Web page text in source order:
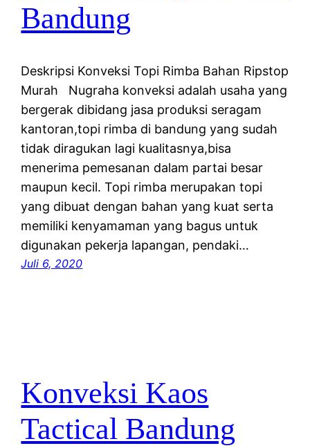
Bandung
Deskripsi Konveksi Topi Rimba Bahan Ripstop
Murah Nugraha konveksi adalah usaha yang
bergerak dibidang jasa produksi seragam
kantoran,topi rimba di bandung yang sudah
tidak diragukan lagi kualitasnya,bisa
menerima pemesanan dalam partai besar
maupun kecil. Topi rimba merupakan topi
yang dibuat dengan bahan yang kuat serta
memiliki kenyamaman yang bagus untuk
digunakan pekerja lapangan, pendaki…
Juli 6, 2020
Konveksi Kaos
Tactical Bandung